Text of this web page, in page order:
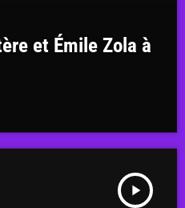
et Émile Zola à
play_arrow